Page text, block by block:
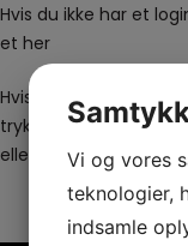
Hvis du ikke har et
et her
Hvis du har et login,
trykke på glemt
eller trykke her
Vi og vores
teknologier,
indsamle